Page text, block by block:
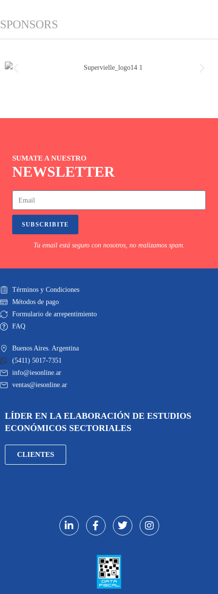
SPONSORS
SUMATE A NUESTRO
NEWSLETTER
SUBSCRIBITE
Tu email está seguro con nosotros, no realizamos spam.
Términos y Condiciones
Métodos de pago
Formulario de arrepentimiento
FAQ
Buenos Aires. Argentina
(5411) 5017-7351
info@iesonline.ar
ventas@iesonline.ar
LÍDER EN LA ELABORACIÓN DE ESTUDIOS
ECONÓMICOS SECTORIALES
CLIENTES